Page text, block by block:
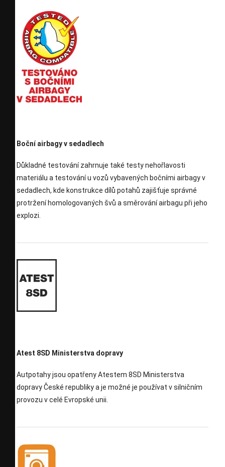
Boční airbagy v sedadlech
Důkladné testování zahrnuje také testy nehořlavosti
materiálu a testování u vozů vybavených bočními airbagy v
sedadlech, kde konstrukce dílů potahů zajišťuje správné
protržení homologovaných švů a směrování airbagu při jeho
explozi.
Atest 8SD Ministerstva dopravy
Autpotahy jsou opatřeny Atestem 8SD Ministerstva
dopravy České republiky a je možné je používat v silničním
provozu v celé Evropské unii.